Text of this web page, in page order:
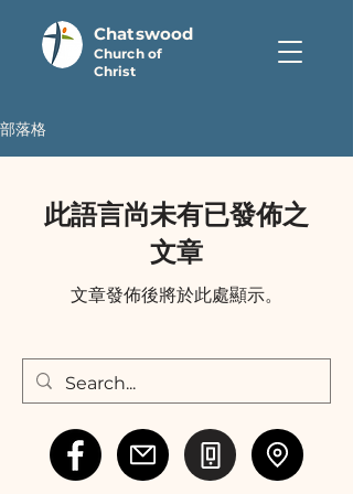
Chatswood
Church of
Christ
部落格
此語言尚未有已發佈之
文章
文章發佈後將於此處顯示。